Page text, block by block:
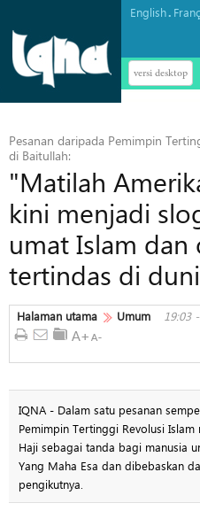
English.
versi desktop
Pesanan daripada Pemimpin
di Baitullah:
"Matilah
kini menjadi
umat Islam
tertindas di
Halaman utama Umum 19:03
IQNA - Dalam satu pesanan
Pemimpin Tertinggi Revolusi
Haji sebagai tanda bagi manusia
Yang Maha Esa dan dibebaskan
pengikutnya.